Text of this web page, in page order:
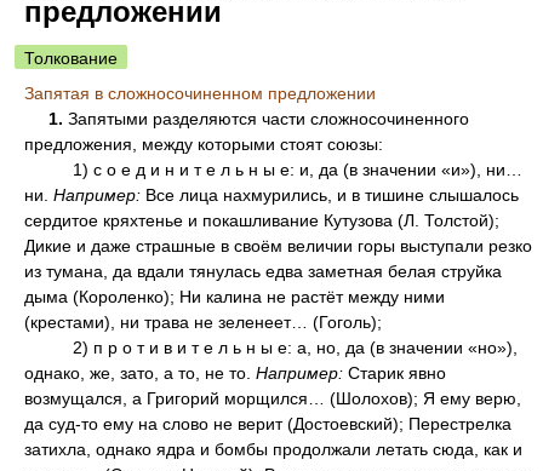
предложении
Толкование
Запятая в сложносочиненном предложении
1. Запятыми разделяются части сложносочиненного
предложения, между которыми стоят союзы:
1) с о е д и н и т е л ь н ы е: и, да (в значении «и»), ни…
ни. Например: Все лица нахмурились, и в тишине слышалось
сердитое кряхтенье и покашливание Кутузова (Л. Толстой);
Дикие и даже страшные в своём величии горы выступали резко
из тумана, да вдали тянулась едва заметная белая струйка
дыма (Короленко); Ни калина не растёт между ними
(крестами), ни трава не зеленеет… (Гоголь);
2) п р о т и в и т е л ь н ы е: а, но, да (в значении «но»),
однако, же, зато, а то, не то. Например: Старик явно
возмущался, а Григорий морщился… (Шолохов); Я ему верю,
да суд-то ему на слово не верит (Достоевский); Перестрелка
затихла, однако ядра и бомбы продолжали летать сюда, как и